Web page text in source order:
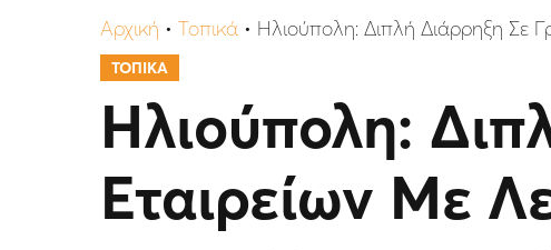
Αρχική • Τοπικά • Ηλιούπολη: Διπλή Διάρρηξη Σε
ΤΟΠΙΚΑ
Ηλιούπολη:
Εταιρείων Με